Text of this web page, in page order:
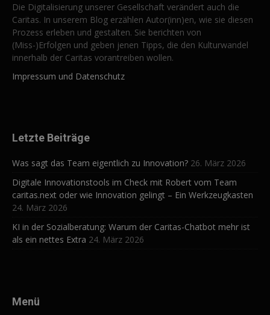
Die Digitalisierung unserer Gesellschaft verändert auch die
Caritas. In unserem Blog erzählen Autor(inn)en, wie sie diesen
Prozess erleben und gestalten. Sie berichten von
(Miss-)Erfolgen und geben jenen Tipps, die den Kulturwandel
innerhalb der Caritas vorantreiben wollen.
Impressum und Datenschutz
Letzte Beiträge
Was sagt das Team eigentlich zu Innovation? 26. März 2026
Digitale Innovationstools im Check mit Robert vom Team
caritas.next oder wie Innovation gelingt – Ein Werkzeugkasten
24. März 2026
KI in der Sozialberatung: Warum der Caritas-Chatbot mehr ist
als ein nettes Extra 24. März 2026
Menü